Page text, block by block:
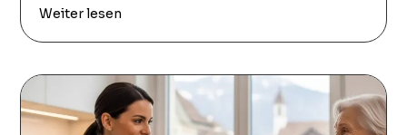
Weiter lesen